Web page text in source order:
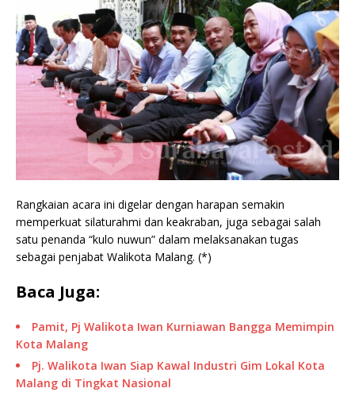
Rangkaian acara ini digelar dengan harapan semakin
memperkuat silaturahmi dan keakraban, juga sebagai salah
satu penanda “kulo nuwun” dalam melaksanakan tugas
sebagai penjabat Walikota Malang. (*)
Baca Juga:
Pamit, Pj Walikota Iwan Kurniawan Bangga Memimpin
Kota Malang
Pj. Walikota Iwan Siap Kawal Industri Gim Lokal Kota
Malang di Tingkat Nasional